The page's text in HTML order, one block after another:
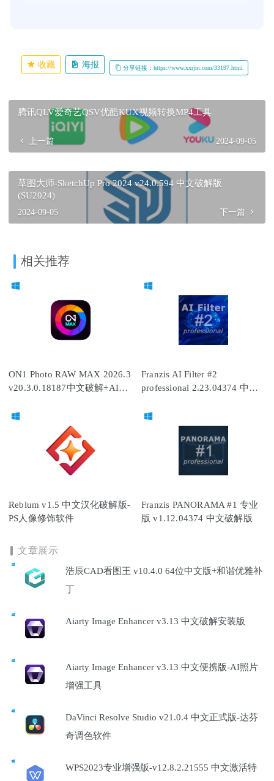
收藏 海报 分享链接：https://www.xxrjm.com/33197.html
腾讯QLV爱奇艺QSV优酷KUX视频转换MP4工具
上一篇 2024-09-05
草图大师-SketchUp Pro 2024 v24.0.594 中文破解版
(SU2024)
2024-09-05 下一篇
相关推荐
ON1 Photo RAW MAX 2026.3
v20.3.0.18187中文破解+AI全
Franzis AI Filter #2
professional 2.23.04374 中文
Reblum v1.5 中文汉化破解版-
PS人像修饰软件
Franzis PANORAMA #1 专业
版 v1.12.04374 中文破解版
文章展示
浩辰CAD看图王 v10.4.0 64位中文版+和谐优雅补
丁
Aiarty Image Enhancer v3.13 中文破解安装版
Aiarty Image Enhancer v3.13 中文便携版-AI照片
增强工具
DaVinci Resolve Studio v21.0.4 中文正式版-达芬
奇调色软件
WPS2023专业增强版-v12.8.2.21555 中文激活特